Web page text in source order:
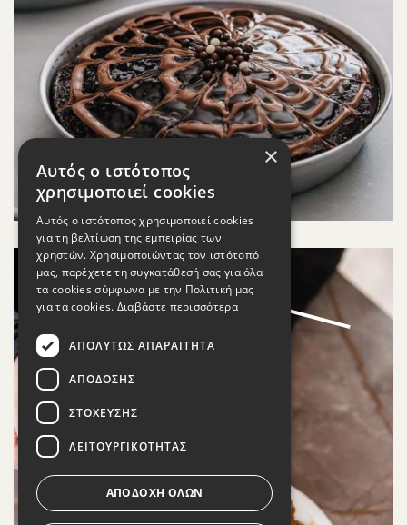
×
Αυτός ο ιστότοπος
χρησιμοποιεί cookies
Αυτός ο ιστότοπος χρησιμοποιεί cookies
για τη βελτίωση της εμπειρίας των
χρηστών. Χρησιμοποιώντας τον ιστότοπό
μας, παρέχετε τη συγκατάθεσή σας για όλα
τα cookies σύμφωνα με την Πολιτική μας
για τα cookies. Διαβάστε περισσότερα
ΑΠΟΛΎΤΩΣ ΑΠΑΡΑΊΤΗΤΑ
ΑΠΌΔΟΣΗΣ
ΣΤΌΧΕΥΣΗΣ
ΛΕΙΤΟΥΡΓΙΚΌΤΗΤΑΣ
ΑΠΟΔΟΧΉ ΌΛΩΝ